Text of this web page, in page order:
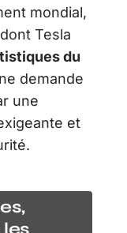
mondial,
Tesla
du
demande
une
et